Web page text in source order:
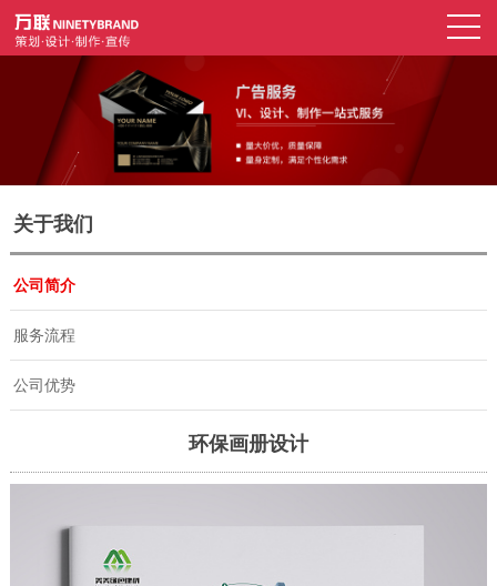
关于我们
公司简介
服务流程
公司优势
环保画册设计